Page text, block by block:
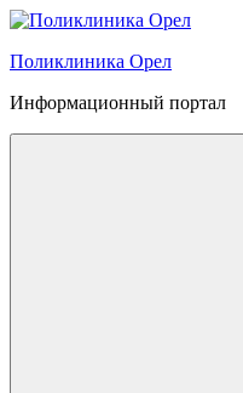
Перейти
содержимому
Поликлиника Орел
Информационный портал